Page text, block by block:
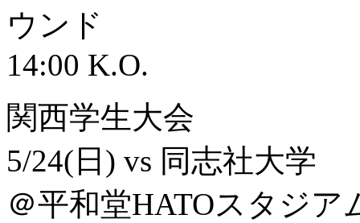
ウンド
14:00 K.O.
関西学生大会
5/24(日) vs 同志社大学
＠平和堂HATOスタジア